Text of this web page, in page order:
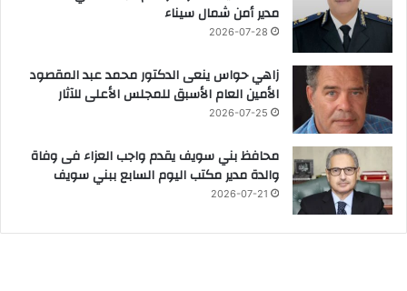
مدير أمن شمال سيناء
2026-07-28
زاهي حواس ينعى الدكتور محمد عبد المقصود
الأمين العام الأسبق للمجلس الأعلى للآثار
2026-07-25
محافظ بني سويف يقدم واجب العزاء فى وفاة
والدة مدير مكتب اليوم السابع ببني سويف
2026-07-21